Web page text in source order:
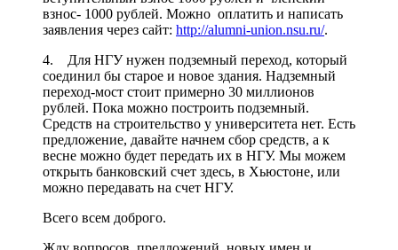
взнос- 1000 рублей. Можно оплатить и написать
заявления через сайт: http://alumni-union.nsu.ru/.
4. Для НГУ нужен подземный переход, который
соединил бы старое и новое здания. Надземный
переход-мост стоит примерно 30 миллионов
рублей. Пока можно построить подземный.
Средств на строительство у университета нет. Есть
предложение, давайте начнем сбор средств, а к
весне можно будет передать их в НГУ. Мы можем
открыть банковский счет здесь, в Хьюстоне, или
можно передавать на счет НГУ.
Всего всем доброго.